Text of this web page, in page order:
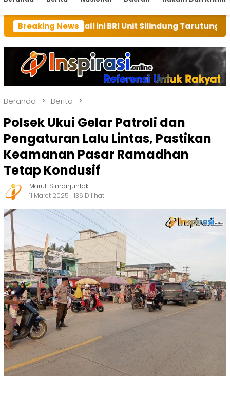
Breaking News
kali ini BRI Unit Silindung Tarutung Ingatkan
Beranda Berita
Polsek Ukui Gelar Patroli dan
Pengaturan Lalu Lintas, Pastikan
Keamanan Pasar Ramadhan
Tetap Kondusif
Maruli Simanjuntak
11 Maret 2025
136 Dilihat